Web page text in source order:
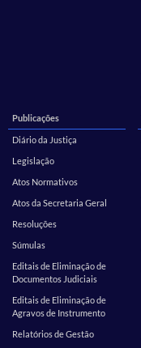
Publicações
Diário da Justiça
Legislação
Atos Normativos
Atos da Secretaria Geral
Resoluções
Súmulas
Editais de Eliminação de
Documentos Judiciais
Editais de Eliminação de
Agravos de Instrumento
Relatórios de Gestão